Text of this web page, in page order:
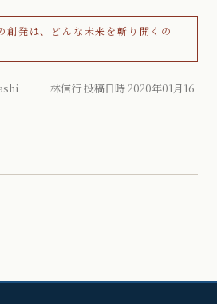
創発は、どんな未来を斬り開くの
林信行 投稿日時 2020年01月16